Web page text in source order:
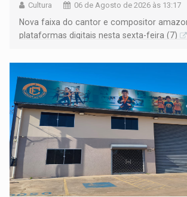
Cultura 06 de Agosto de 2026 às 13:17
Nova faixa do cantor e compositor
plataformas digitais nesta sexta-feira (7)